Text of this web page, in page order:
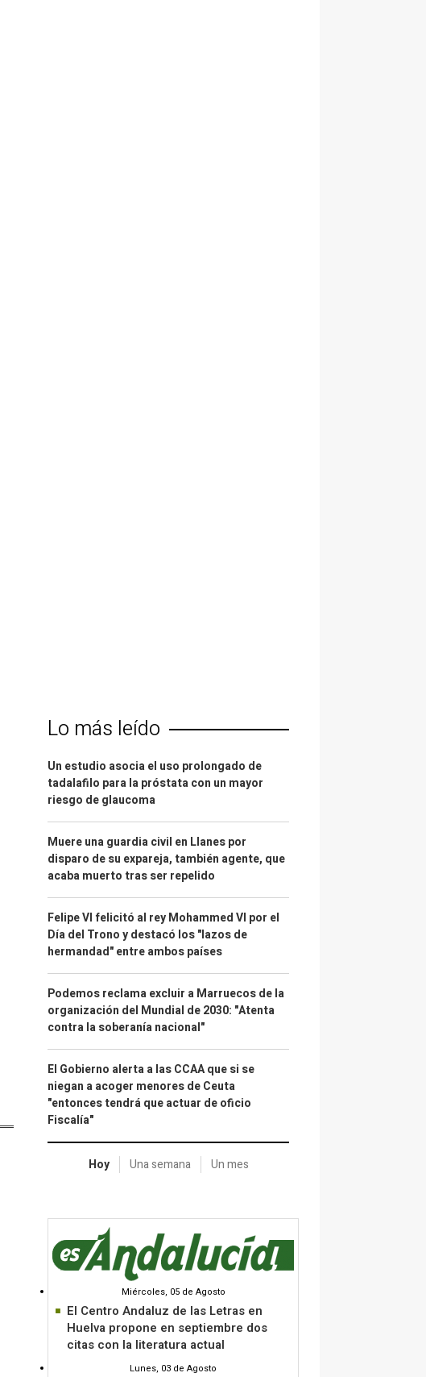
Lo más leído
Un estudio asocia el uso prolongado de
tadalafilo para la próstata con un mayor
riesgo de glaucoma
Muere una guardia civil en Llanes por
disparo de su expareja, también agente, que
acaba muerto tras ser repelido
Felipe VI felicitó al rey Mohammed VI por el
Día del Trono y destacó los "lazos de
hermandad" entre ambos países
Podemos reclama excluir a Marruecos de la
organización del Mundial de 2030: "Atenta
contra la soberanía nacional"
El Gobierno alerta a las CCAA que si se
niegan a acoger menores de Ceuta
"entonces tendrá que actuar de oficio
Fiscalía"
Hoy Una semana Un mes
Miércoles, 05 de Agosto
El Centro Andaluz de las Letras en
Huelva propone en septiembre dos
citas con la literatura actual
Lunes, 03 de Agosto